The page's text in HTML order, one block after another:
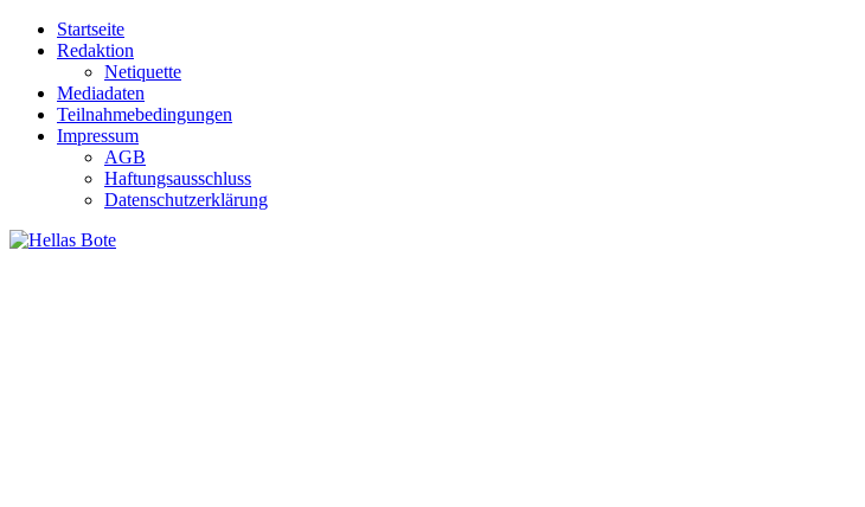
Zum
Inhalt
Startseite
Redaktion
Netiquette
Mediadaten
Teilnahmebedingungen
Impressum
AGB
Haftungsausschluss
Datenschutzerklärung